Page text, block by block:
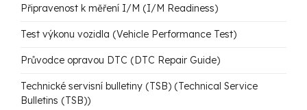
Připravenost k měření I/M (I/M Readiness)
Test výkonu vozidla (Vehicle Performance Test)
Průvodce opravou DTC (DTC Repair Guide)
Technické servisní bulletiny (TSB) (Technical Service
Bulletins (TSB))